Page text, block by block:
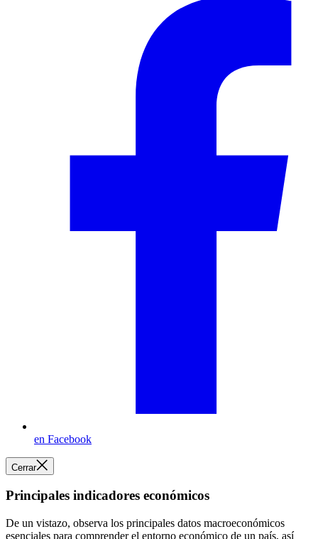
en Facebook
Cerrar
Principales indicadores económicos
De un vistazo, observa los principales datos macroeconómicos
esenciales para comprender el entorno económico de un país, así